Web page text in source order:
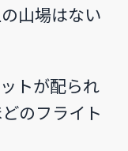
山場はない
トが配られ
のフライト